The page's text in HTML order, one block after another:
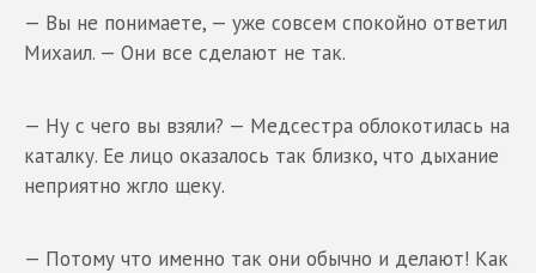
— Вы не понимаете, — уже совсем спокойно ответил
Михаил. — Они все сделают не так.
— Ну с чего вы взяли? — Медсестра облокотилась на
каталку. Ее лицо оказалось так близко, что дыхание
неприятно жгло щеку.
— Потому что именно так они обычно и делают! Как